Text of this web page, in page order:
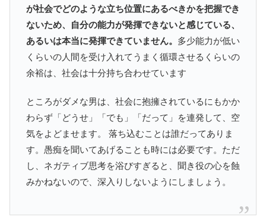
が社会でどのような立ち位置にあるべきかを把握でき
ないため、自分の能力が発揮できないと感じている、
あるいは本当に発揮できていません。 多少能力が低い
くらいの人間を受け入れてうまく循環させるくらいの
余裕は、社会は十分持ち合わせています
ところがダメな男は、社会に抱擁されているにもかか
わらず「どうせ」「でも」「だって」を連発して、空
気をよどませます。 落ち込むことは誰だってありま
す。愚痴を聞いてあげることも時には必要です。ただ
し、ネガティブ思考を浴びすぎると、聞き役の心を蝕
みかねないので、深入りしないようにしましょう。